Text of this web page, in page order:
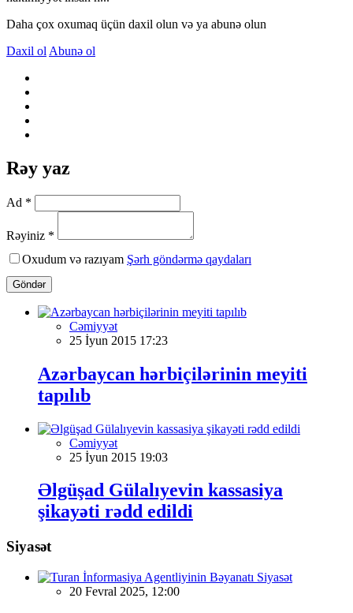
Daha çox oxumaq üçün daxil olun və ya abunə olun
Daxil ol Abunə ol
Rəy yaz
Ad *
Rəyiniz *
Oxudum və razıyam Şərh göndərmə qaydaları
Göndər
Cəmiyyət
25 İyun 2015 17:23
Azərbaycan hərbiçilərinin meyiti
tapılıb
Cəmiyyət
25 İyun 2015 19:03
Əlgüşad Gülalıyevin kassasiya
şikayəti rədd edildi
Siyasət
Siyasət
20 Fevral 2025, 12:00